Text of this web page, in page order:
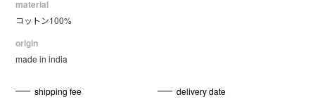
material
コットン100%
origin
made in india
shipping fee delivery date